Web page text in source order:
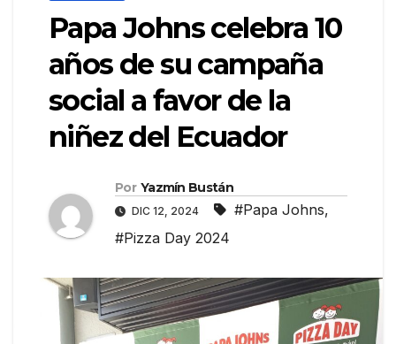
Papa Johns celebra 10
años de su campaña
social a favor de la
niñez del Ecuador
Por Yazmín Bustán
DIC 12, 2024 #Papa Johns,
#Pizza Day 2024